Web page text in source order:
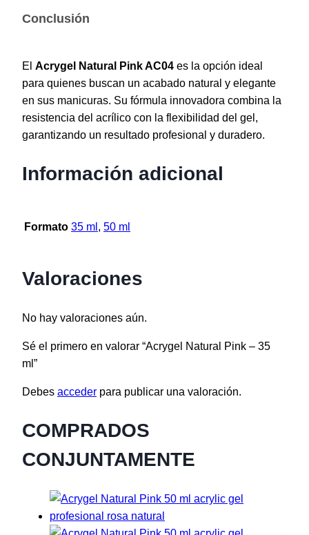
Conclusión
El Acrygel Natural Pink AC04 es la opción ideal
para quienes buscan un acabado natural y elegante
en sus manicuras. Su fórmula innovadora combina la
resistencia del acrílico con la flexibilidad del gel,
garantizando un resultado profesional y duradero.
Información adicional
Formato 35 ml , 50 ml
Valoraciones
No hay valoraciones aún.
Sé el primero en valorar “Acrygel Natural Pink – 35
ml”
Debes acceder para publicar una valoración.
COMPRADOS
CONJUNTAMENTE